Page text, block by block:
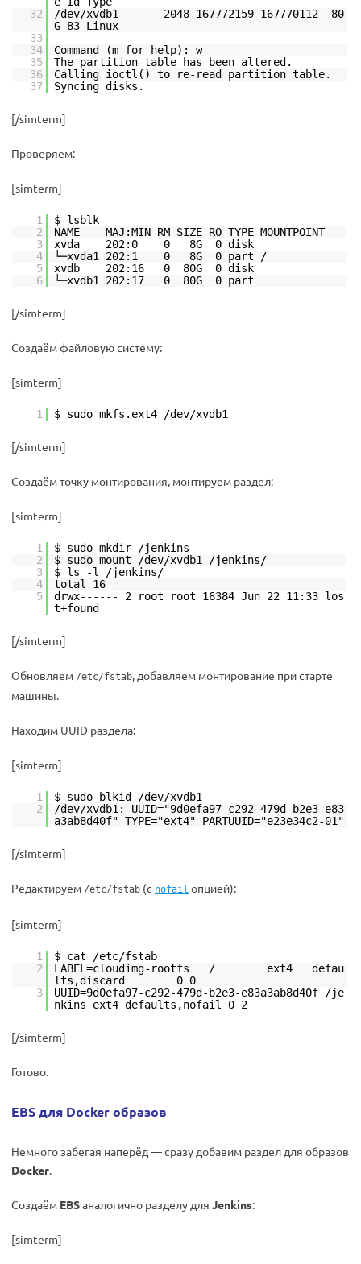
32
/dev/xvdb1 2048 167772159 167770112 80
G 83 Linux
33
34
Command (m for help): w
35
The partition table has been altered.
36
Calling ioctl() to re-read partition table.
37
Syncing disks.
[/simterm]
Проверяем:
[simterm]
1
$ lsblk
2
NAME MAJ:MIN RM SIZE RO TYPE MOUNTPOINT
3
xvda 202:0 0 8G 0 disk
4
└─xvda1 202:1 0 8G 0 part /
5
xvdb 202:16 0 80G 0 disk
6
└─xvdb1 202:17 0 80G 0 part
[/simterm]
Создаём файловую систему:
[simterm]
1 $ sudo mkfs.ext4 /dev/xvdb1
[/simterm]
Создаём точку монтирования, монтируем раздел:
[simterm]
1
$ sudo mkdir /jenkins
2
$ sudo mount /dev/xvdb1 /jenkins/
3
$ ls -l /jenkins/
4
total 16
5
drwx------ 2 root root 16384 Jun 22 11:33 los
t+found
[/simterm]
Обновляем /etc/fstab, добавляем монтирование при старте
машины.
Находим UUID раздела:
[simterm]
1
$ sudo blkid /dev/xvdb1
2
/dev/xvdb1: UUID="9d0efa97-c292-479d-b2e3-e83
a3ab8d40f" TYPE="ext4" PARTUUID="e23e34c2-01"
[/simterm]
Редактируем /etc/fstab (с nofail опцией):
[simterm]
1
$ cat /etc/fstab
2
LABEL=cloudimg-rootfs / ext4 defau
lts,discard 0 0
3
UUID=9d0efa97-c292-479d-b2e3-e83a3ab8d40f /je
nkins ext4 defaults,nofail 0 2
[/simterm]
Готово.
EBS для Docker образов
Немного забегая наперёд — сразу добавим раздел для образов
Docker.
Создаём EBSаналогично разделу для Jenkins:
[simterm]